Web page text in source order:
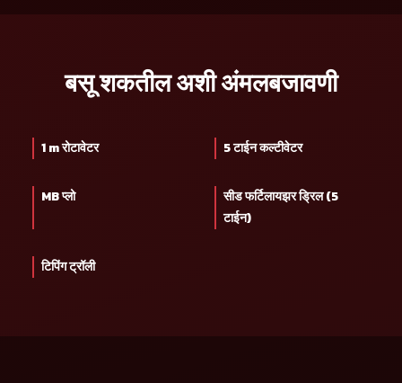
बसू शकतील अशी अंमलबजावणी
1 m रोटावेटर 5 टाईन कल्टीवेटर
MB प्लो
सीड फर्टिलायझर ड्रिल (5
टाईन)
टिपिंग ट्रॉली